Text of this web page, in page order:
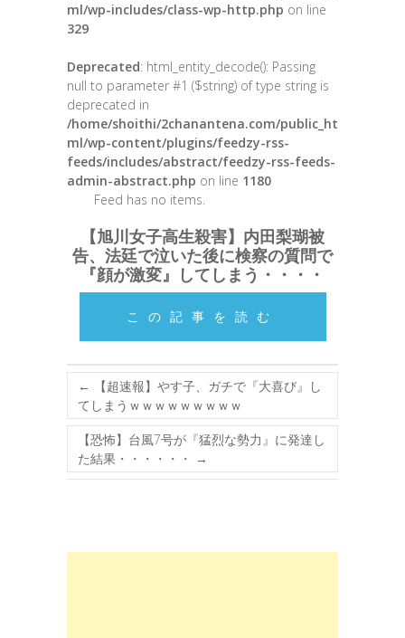
ml/wp-includes/class-wp-http.php on line
329
Deprecated: html_entity_decode(): Passing
null to parameter #1 ($string) of type string is
deprecated in
/home/shoithi/2chanantena.com/public_ht
ml/wp-content/plugins/feedzy-rss-
feeds/includes/abstract/feedzy-rss-feeds-
admin-abstract.php on line 1180
Feed has no items.
【旭川女子高生殺害】内田梨瑚被
告、法廷で泣いた後に検察の質問で
『顔が激変』してしまう・・・・
この記事を読む
←
【超速報】やす子、ガチで『大喜び』し
てしまうｗｗｗｗｗｗｗｗｗ
【恐怖】台風7号が『猛烈な勢力』に発達し
た結果・・・・・・
→